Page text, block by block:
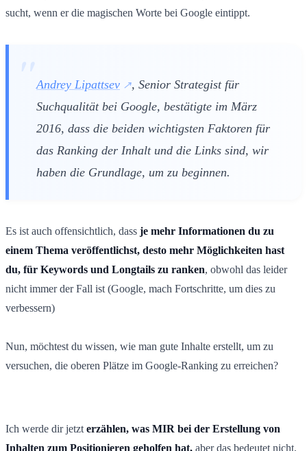
sucht, wenn er die magischen Worte bei Google eintippt.
Andrey Lipattsev
, Senior Strategist für
Suchqualität bei Google, bestätigte im März
2016, dass die beiden wichtigsten Faktoren für
das Ranking der Inhalt und die Links sind, wir
haben die Grundlage, um zu beginnen.
Es ist auch offensichtlich, dass je mehr Informationen du zu
einem Thema veröffentlichst, desto mehr Möglichkeiten hast
du, für Keywords und Longtails zu ranken, obwohl das leider
nicht immer der Fall ist (Google, mach Fortschritte, um dies zu
verbessern)
Nun, möchtest du wissen, wie man gute Inhalte erstellt, um zu
versuchen, die oberen Plätze im Google-Ranking zu erreichen?
Ich werde dir jetzt erzählen, was MIR bei der Erstellung von
Inhalten zum Positionieren geholfen hat, aber das bedeutet nicht,